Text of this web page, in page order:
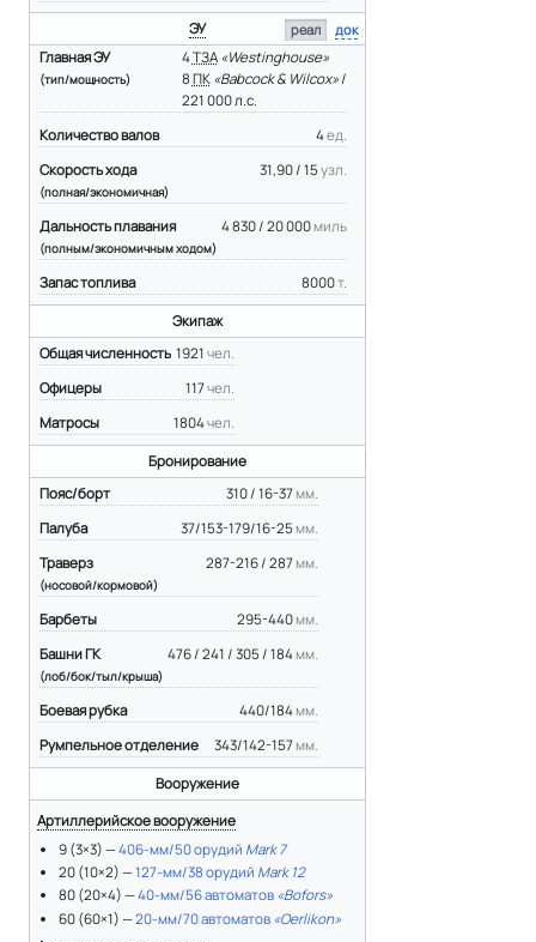
ЭУ реал
док
4ТЗА «Westinghouse»
8 ПК «Babcock & Wilcox»/
221 000 л.с.
Главная ЭУ
(тип/мощность)
4ед.
Количество валов
31,90 / 15узл.
Скорость хода
(полная/экономичная)
4 830 / 20 000 миль
Дальность плавания
(полным/экономичным ходом)
8000т.
Запас топлива
Экипаж
1921 чел.
Общая численность
117чел.
Офицеры
1804чел.
Матросы
Бронирование
310 / 16-37 мм.
Пояс/борт
37/153-179/16-25 мм.
Палуба
287-216 / 287 мм.
Траверз
(носовой/кормовой)
295-440 мм.
Барбеты
476 / 241 / 305 / 184 мм.
Башни ГК
(лоб/бок/тыл/крыша)
440/184 мм.
Боевая рубка
343/142-157 мм.
Румпельное отделение
Вооружение
Артиллерийское вооружение
9 (3×3) —406-мм/50 орудий Mark 7
20 (10×2) —127-мм/38 орудий Mark 12
80 (20×4) —40-мм/56 автоматов «Bofors»
60 (60×1) —20-мм/70 автоматов «Oerlikon»